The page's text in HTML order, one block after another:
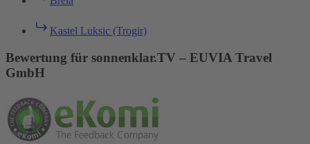
Kastel Luksic (Trogir)
Bewertung für sonnenklar.TV – EUVIA Travel
GmbH